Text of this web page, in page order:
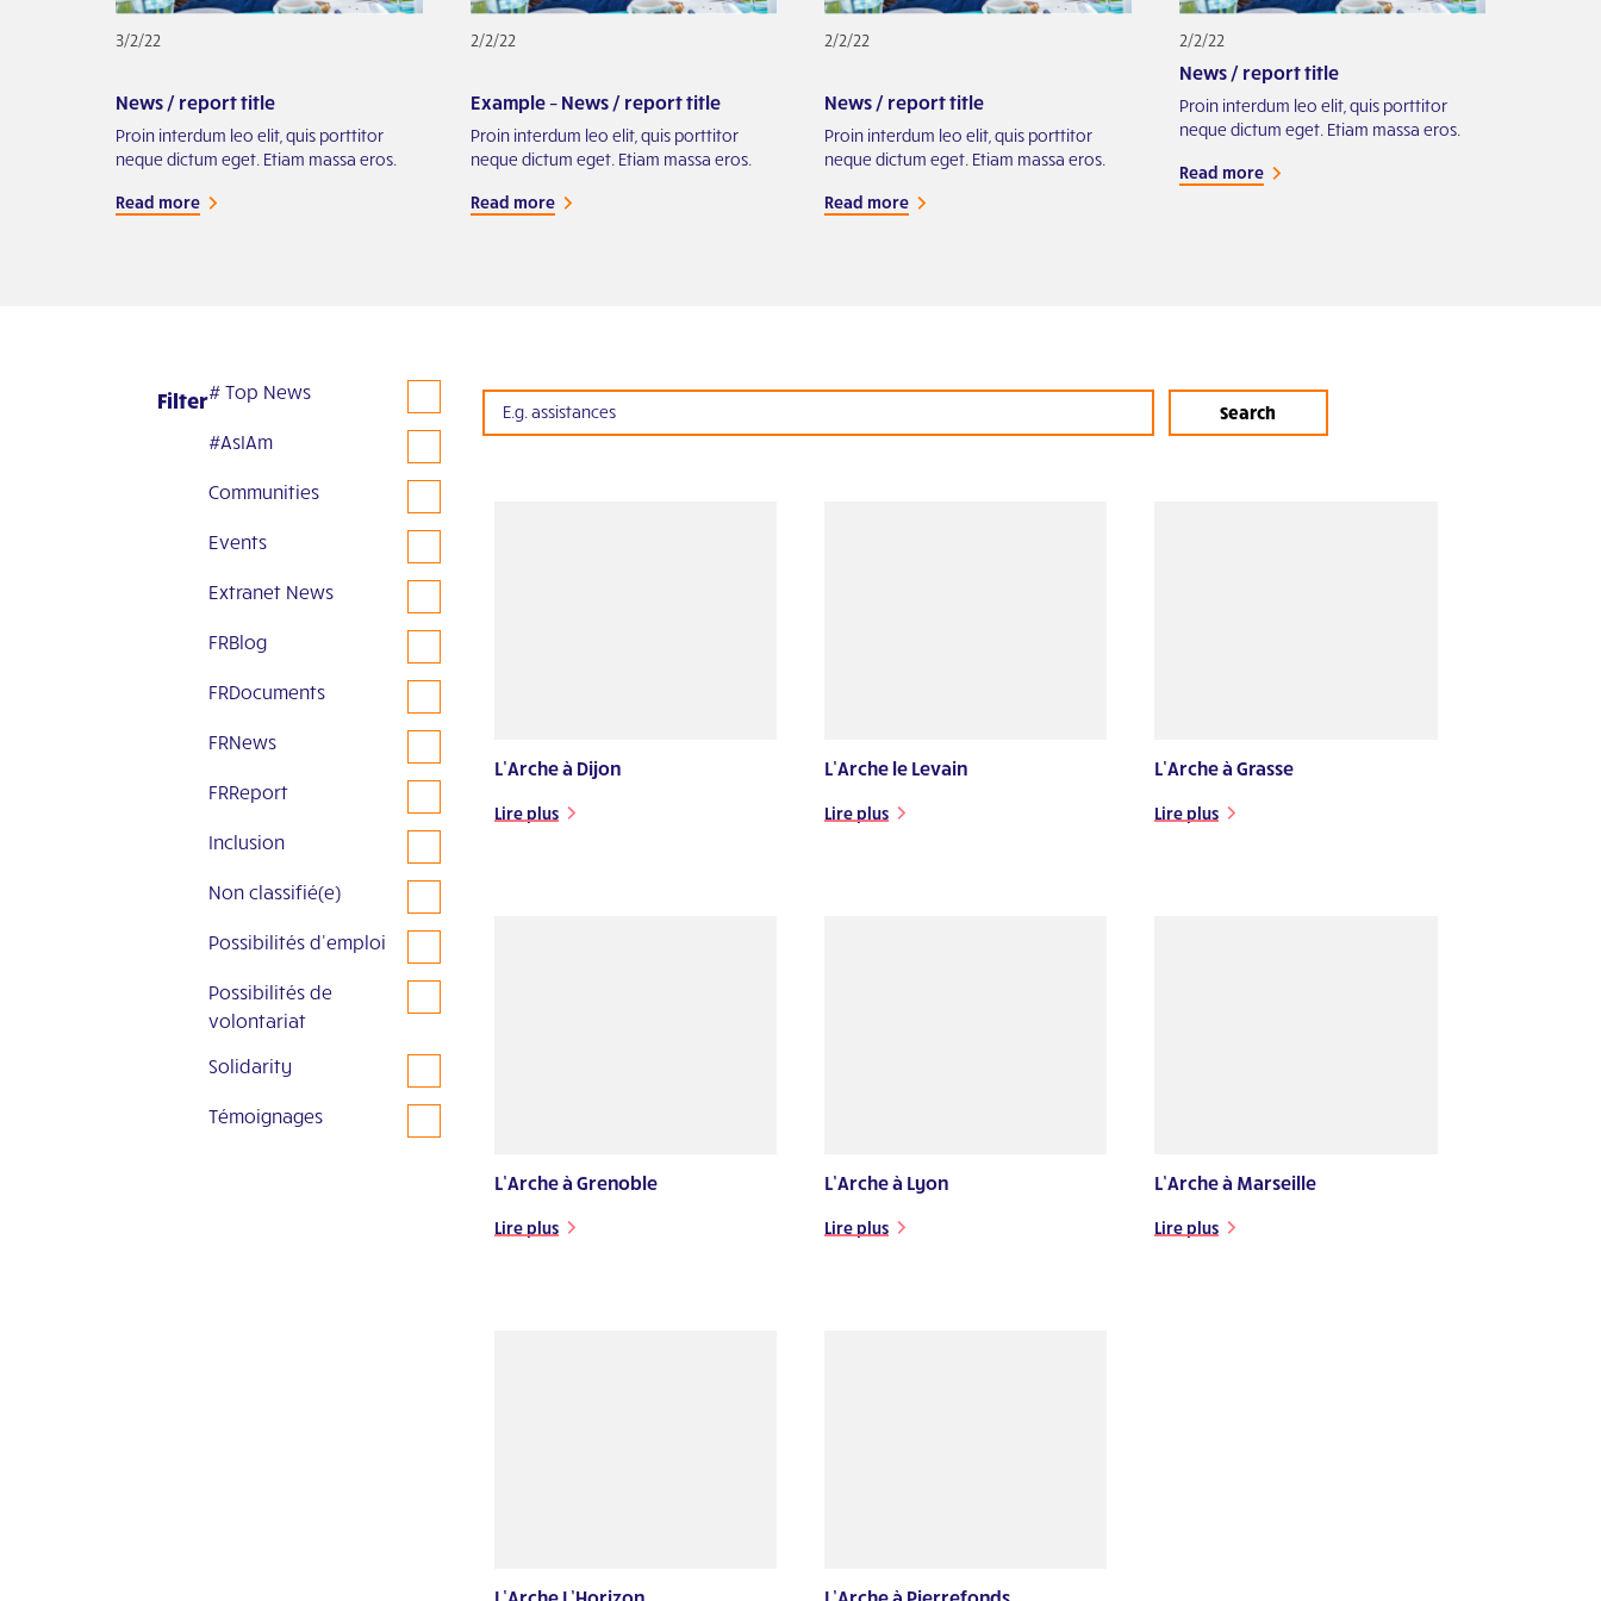
3/2/22
News / report title
Proin interdum leo elit, quis porttitor
neque dictum eget. Etiam massa eros.
Read more
2/2/22
Example – News / report title
Proin interdum leo elit, quis porttitor
neque dictum eget. Etiam massa eros.
Read more
2/2/22
News / report title
Proin interdum leo elit, quis porttitor
neque dictum eget. Etiam massa eros.
Read more
2/2/22
News / report title
Proin interdum leo elit, quis porttitor
neque dictum eget. Etiam massa eros.
Read more
Filter# Top News
#AsIAm
Communities
Events
Extranet News
FRBlog
FRDocuments
FRNews
FRReport
Inclusion
Non classifié(e)
Possibilités d'emploi
Possibilités de
volontariat
Solidarity
Témoignages
L’Arche à Dijon
Lire plus
L’Arche le Levain
Lire plus
L’Arche à Grasse
Lire plus
L’Arche à Grenoble
Lire plus
L’Arche à Lyon
Lire plus
L’Arche à Marseille
Lire plus